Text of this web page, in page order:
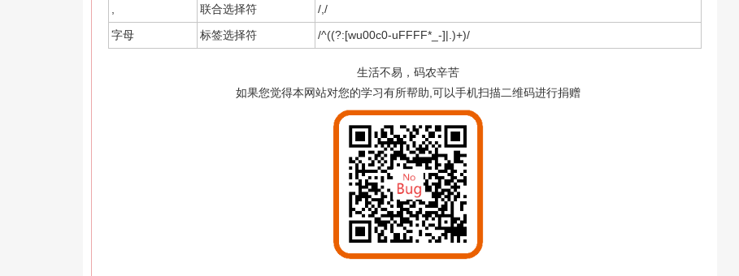
联合选择符
/,/
字母
标签选择符 /^((?:[wu00c0-uFFFF*_-]|.)+)/
生活不易，码农辛苦
如果您觉得本网站对您的学习有所帮助,可以手机扫描二维码进行捐赠